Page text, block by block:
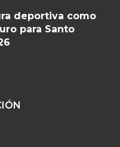
deportiva como
para Santo